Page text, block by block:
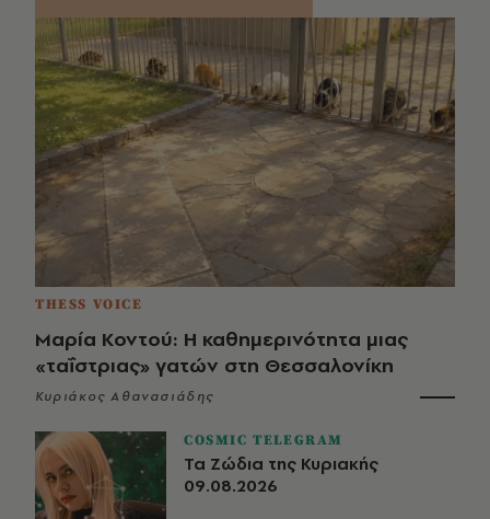
THESS VOICE
Μαρία Κοντού: Η καθημερινότητα μιας
«ταΐστριας» γατών στη Θεσσαλονίκη
Κυριάκος Αθανασιάδης
COSMIC TELEGRAM
Τα Ζώδια της Κυριακής
09.08.2026